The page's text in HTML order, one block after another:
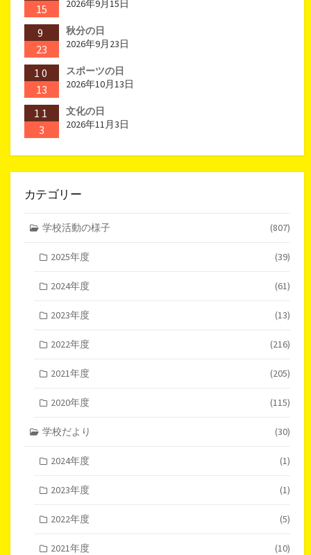
15
2026年9月15日
9
23
秋分の日
2026年9月23日
10
13
スポーツの日
2026年10月13日
11
3
文化の日
2026年11月3日
カテゴリー
学校活動の様子 (807)
2025年度 (39)
2024年度 (61)
2023年度 (13)
2022年度 (216)
2021年度 (205)
2020年度 (115)
学校だより (30)
2024年度 (1)
2023年度 (1)
2022年度 (5)
2021年度 (10)